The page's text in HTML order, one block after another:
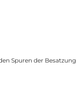
Spuren der Besatzung